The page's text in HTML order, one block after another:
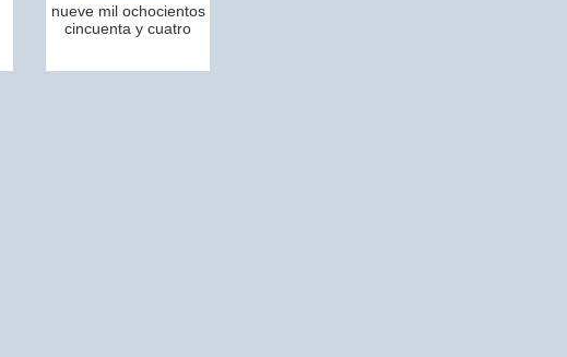
nueve mil ochocientos
cincuenta y cuatro